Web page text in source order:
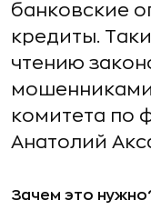
банковские
кредиты.
чтению
комитета по
Анатолий
Зачем это